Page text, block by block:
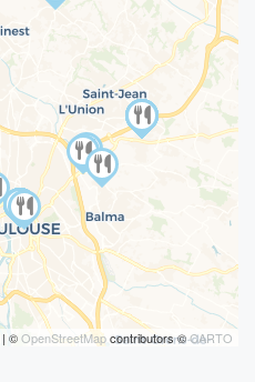
| ©OpenStreetMapcontributors ©CARTO